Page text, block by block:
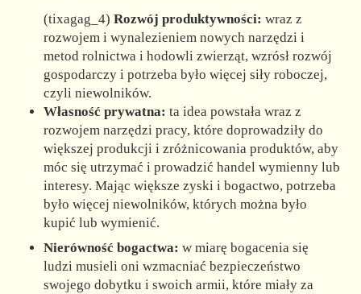
(tixagag_4)Rozwój produktywności: wraz z
rozwojem i wynalezieniem nowych narzędzi i
metod rolnictwa i hodowli zwierząt, wzrósł rozwój
gospodarczy i potrzeba było więcej siły roboczej,
czyli niewolników.
Własność prywatna: ta idea powstała wraz z
rozwojem narzędzi pracy, które doprowadziły do
większej produkcji i zróżnicowania produktów, aby
móc się utrzymać i prowadzić handel wymienny lub
interesy. Mając większe zyski i bogactwo, potrzeba
było więcej niewolników, których można było
kupić lub wymienić.
Nierówność bogactwa: w miarę bogacenia się
ludzi musieli oni wzmacniać bezpieczeństwo
swojego dobytku i swoich armii, które miały za